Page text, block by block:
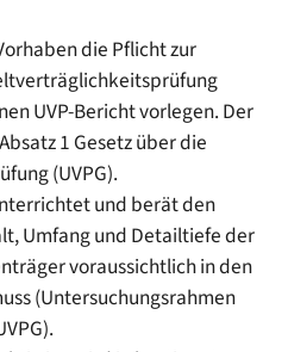
die Pflicht zur
UVP-Bericht vorlegen. Der
1 Gesetz über die
(UVPG).
und berät den
Umfang und Detailtiefe der
voraussichtlich in den
(Untersuchungsrahmen